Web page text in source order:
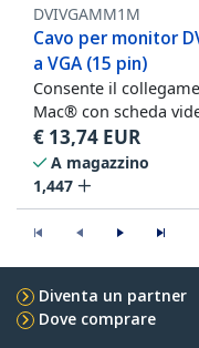
DVIVGAMM1M
Cavo per monitor
a VGA (15 pin)
Consente il
Mac® con scheda
€ 13,74 EUR
A magazzino
1,447
Diventa un partner
Dove comprare